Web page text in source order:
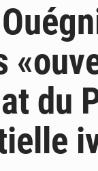
août 2026 Congo
août 2026 Congo-
2026 Le
du